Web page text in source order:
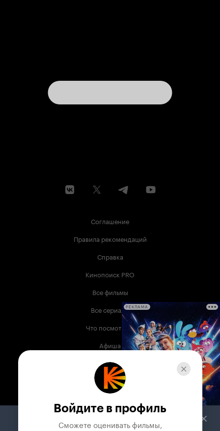
Соглашение
Правила рекомендаций
Справка
Кинопоиск PRO
Все фильмы
Все сериалы
Что посмотреть
Афиша
Музыка
Телепрограмма
Служба поддержки
РЕКЛАМА
Войдите в профиль
Сможете оценивать фильмы,